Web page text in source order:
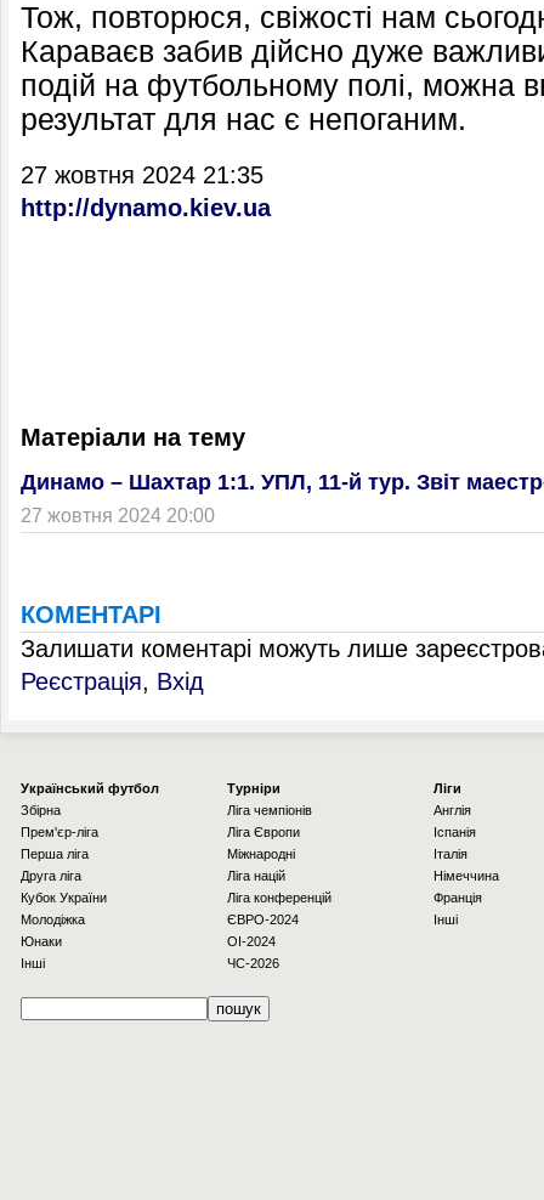
Тож, повторюся, свіжості нам
Караваєв забив дійсно дуже
подій на футбольному полі, можна
результат для нас є непоганим.
27 жовтня 2024 21:35
http://dynamo.kiev.ua
Матеріали на тему
Динамо – Шахтар 1:1. УПЛ, 11-й тур. Звіт
27 жовтня 2024 20:00
КОМЕНТАРІ
Залишати коментарі можуть лише
Реєстрація, Вхід
Українcький футбол
Збірна
Прем'єр-ліга
Перша ліга
Друга ліга
Кубок України
Молодіжка
Юнаки
Інші
Турніри
Ліга чемпіонів
Ліга Європи
Міжнародні
Ліга націй
Ліга конференцій
ЄВРО-2024
OI-2024
ЧС-2026
Ліги
Англія
Іспанія
Італія
Німеччина
Франція
Інші